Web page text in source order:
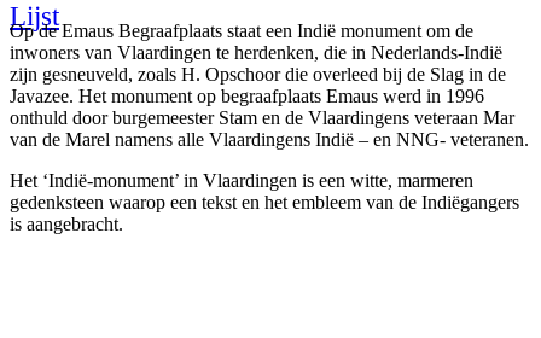
Lijst
Op de Emaus Begraafplaats staat een Indië monument om de
inwoners van Vlaardingen te herdenken, die in Nederlands-Indië
zijn gesneuveld, zoals H. Opschoor die overleed bij de Slag in de
Javazee. Het monument op begraafplaats Emaus werd in 1996
onthuld door burgemeester Stam en de Vlaardingens veteraan Mar
van de Marel namens alle Vlaardingens Indië – en NNG- veteranen.
Het ‘Indië-monument’ in Vlaardingen is een witte, marmeren
gedenksteen waarop een tekst en het embleem van de Indiëgangers
is aangebracht.